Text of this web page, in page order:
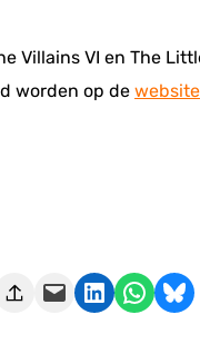
Villains VI en The
worden op de website
Deze pagina e-mailen Delen op LinkedIn Delen via WhatsApp Share on Bluesky